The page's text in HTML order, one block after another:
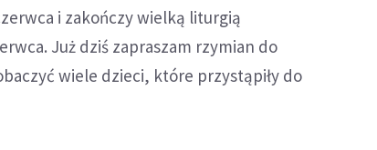
i zakończy wielką liturgią
Już dziś zapraszam rzymian do
wiele dzieci, które przystąpiły do